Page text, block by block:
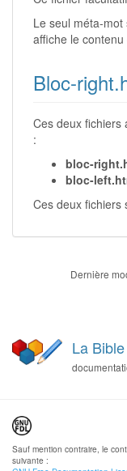
Le seul méta-
affiche le
Bloc-
Ces deux fichiers
:
bloc-
bloc-
Ces deux fichiers
Dernière
La
Sauf mention contraire, le
suivante :